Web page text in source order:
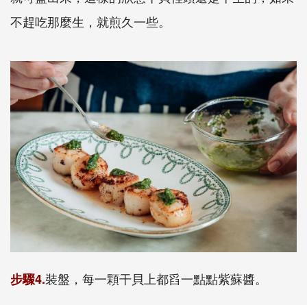
不趕吃那麼生，就煎久一些。
步驟4.裝盤，每一顆干貝上都舀一點點紫蘇醬。